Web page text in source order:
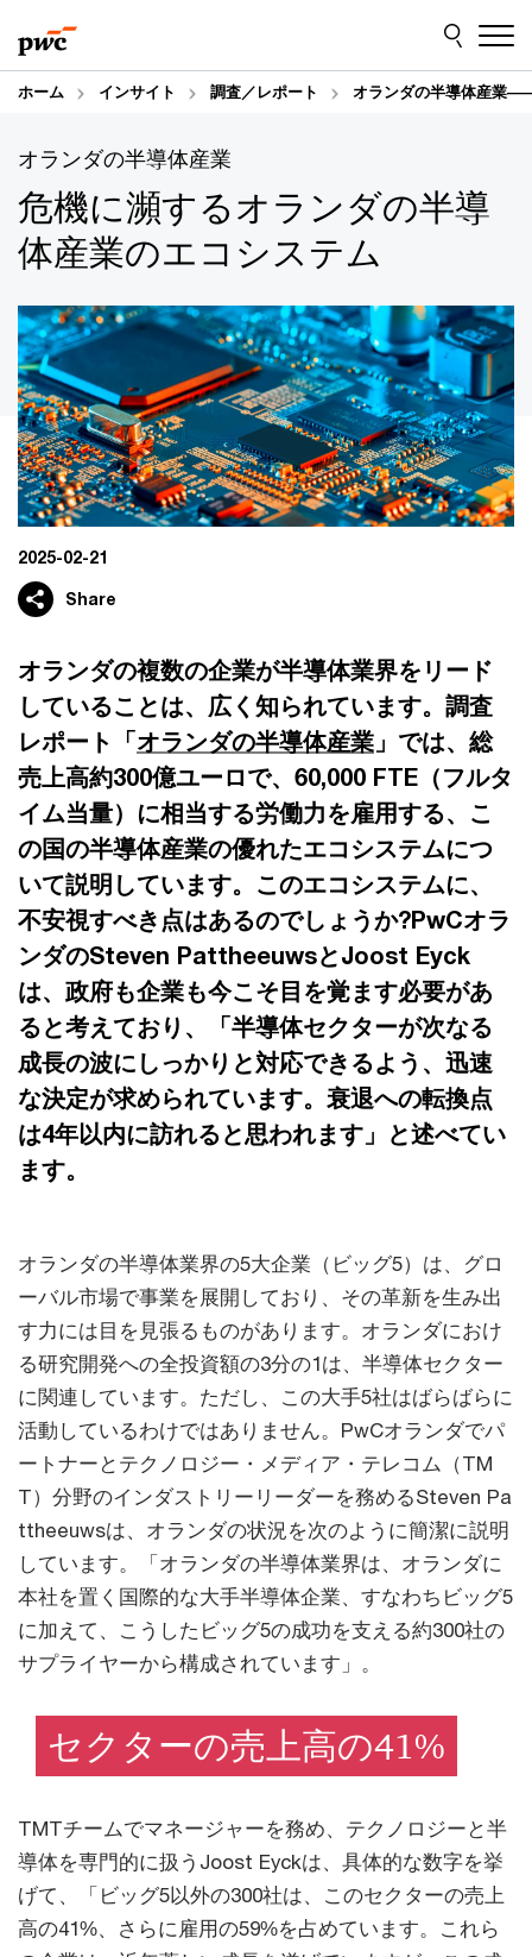
to
content
to
footer
ホーム インサイト 調査／レポート オランダの半導体産業
オランダの半導体産業
危機に瀕するオランダの半導
体産業のエコシステム
2025-02-21
Share
オランダの複数の企業が半導体業界をリード
していることは、広く知られています。調査
レポート「オランダの半導体産業 」では、総
売上高約300億ユーロで、60,000 FTE（フルタ
イム当量）に相当する労働力を雇用する、こ
の国の半導体産業の優れたエコシステムにつ
いて説明しています。このエコシステムに、
不安視すべき点はあるのでしょうか?PwCオラ
ンダのSteven PattheeuwsとJoost Eyck
は、政府も企業も今こそ目を覚ます必要があ
ると考えており、「半導体セクターが次なる
成長の波にしっかりと対応できるよう、迅速
な決定が求められています。衰退への転換点
は4年以内に訪れると思われます」と述べてい
ます。
オランダの半導体業界の5大企業（ビッグ5）は、グロ
ーバル市場で事業を展開しており、その革新を生み出
す力には目を見張るものがあります。オランダにおけ
る研究開発への全投資額の3分の1は、半導体セクター
に関連しています。ただし、この大手5社はばらばらに
活動しているわけではありません。PwCオランダでパ
ートナーとテクノロジー・メディア・テレコム（TM
T）分野のインダストリーリーダーを務めるSteven Pa
ttheeuwsは、オランダの状況を次のように簡潔に説明
しています。「オランダの半導体業界は、オランダに
本社を置く国際的な大手半導体企業、すなわちビッグ5
に加えて、こうしたビッグ5の成功を支える約300社の
サプライヤーから構成されています」。
セクターの売上高の41%
TMTチームでマネージャーを務め、テクノロジーと半
導体を専門的に扱うJoost Eyckは、具体的な数字を挙
げて、「ビッグ5以外の300社は、このセクターの売上
高の41%、さらに雇用の59%を占めています。これら